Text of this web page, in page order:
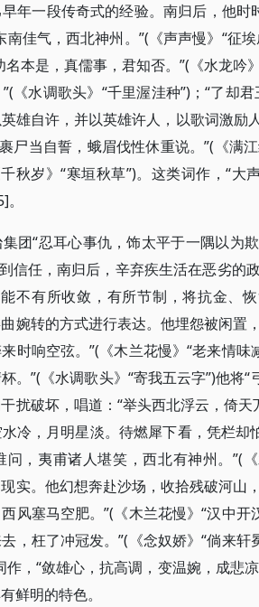
年一段传奇式的经验。南归后，他
佳气，西北神州。”(《声声慢》“征
本是，真儒事，君知否。”(《水龙吟
《水调歌头》“千里渥洼种”)；“了却
雄自许，并以英雄许人，以歌词激励
尸当自誓，蛾眉伐性休重说。”(《满
秋岁》“寒垣秋草”)。这类词作，“
团“忍耳心事仇，饰太平于一隅以为
信任，南归后，辛弃疾生活在恶劣的
不有所收敛，有所节制，将抗金、
婉转的方式进行表达。他埋怨被闲置
时响空弦。”(《木兰花慢》“老来情味
。”(《水调歌头》“寄我五云字”)他将
扰破坏，唱道：“举头西北浮云，倚
冷，月明星淡。待燃犀下看，凭栏却
问，夷甫诸人堪笑，西北有神州。”(
实。他幻想奔赴沙场，收拾残破河山
风塞马空肥。”(《木兰花慢》“汉中开
，枉了冲冠发。”(《念奴娇》“倘来轩
作，“敛雄心，抗高调，变温婉，成悲
鲜明的特色。